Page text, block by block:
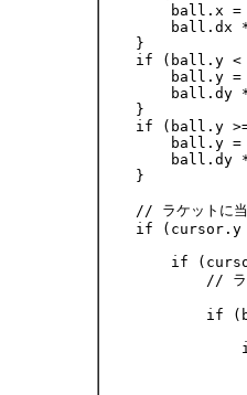
ball.x =
ball.dx
    }
if (ball.y <
ball.y =
ball.dy
    }
if (ball.y
ball.y =
ball.dy
    }
// ラケットに当
if (cursor.y
if
// ラ
if